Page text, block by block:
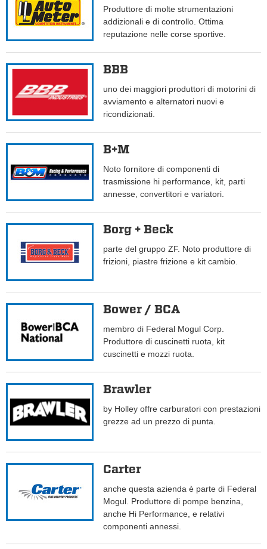
Produttore di molte strumentazioni
addizionali e di controllo. Ottima
reputazione nelle corse sportive.
BBB
uno dei maggiori produttori di motorini di
avviamento e alternatori nuovi e
ricondizionati.
B+M
Noto fornitore di componenti di
trasmissione hi performance, kit, parti
annesse, convertitori e variatori.
Borg + Beck
parte del gruppo ZF. Noto produttore di
frizioni, piastre frizione e kit cambio.
Bower / BCA
membro di Federal Mogul Corp.
Produttore di cuscinetti ruota, kit
cuscinetti e mozzi ruota.
Brawler
by Holley offre carburatori con prestazioni
grezze ad un prezzo di punta.
Carter
anche questa azienda è parte di Federal
Mogul. Produttore di pompe benzina,
anche Hi Performance, e relativi
componenti annessi.